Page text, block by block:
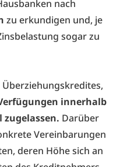
nach
zu erkundigen und, je
sogar zu
innerhalb
Darüber
Vereinbarungen
deren Höhe sich an